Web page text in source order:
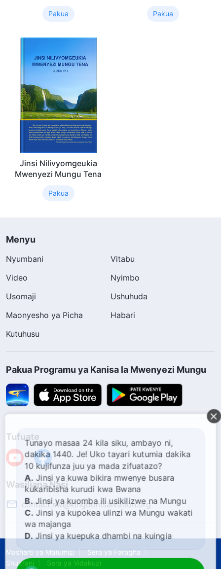
Pakua Pakua
Jinsi Nilivyomgeukia
Mwenyezi Mungu Tena
Pakua
Menyu
Nyumbani
Vitabu
Video
Nyimbo
Usomaji
Ushuhuda
Maonyesho ya Picha
Habari
Kutuhusu
Pakua Programu ya Kanisa la Mwenyezi Mungu
Tufuate
Wasiliana Nasi
contact.sw@kingdomsalvation.org
Masharti ya Matumizi
Sera ya Faragha
Shukrani
Sera ya Vidakuzi
Tunayo masaa 24 kila siku, ambayo ni,
dakika 1440. Je! Uko tayari kutumia dakika
10 kujifunza juu ya mada zifuatazo?
A.Jinsi ya kuwa bikira mwenye busara
kukaribisha kurudi kwa Bwana
B.Jinsi ya kuomba ili usikilizwe na Mungu
C. Jinsi ya kupokea ulinzi wa Mungu wakati
wa majanga
D.Jinsi ya kuepuka dhambi na kuingia
katika ufalme wa mbinguni